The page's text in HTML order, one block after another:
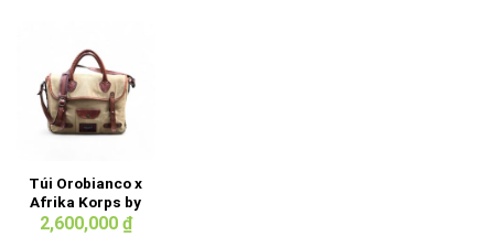
Túi Orobianco x
Afrika Korps by
Ships – Bản
2,600,000 ₫